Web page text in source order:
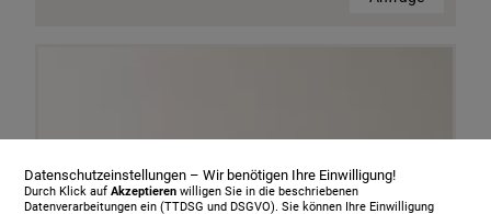
Datenschutzeinstellungen – Wir benötigen Ihre Einwilligung!
Durch Klick aufAkzeptieren willigen Sie in die beschriebenen
Datenverarbeitungen ein (TTDSG und DSGVO). Sie können Ihre Einwilligung